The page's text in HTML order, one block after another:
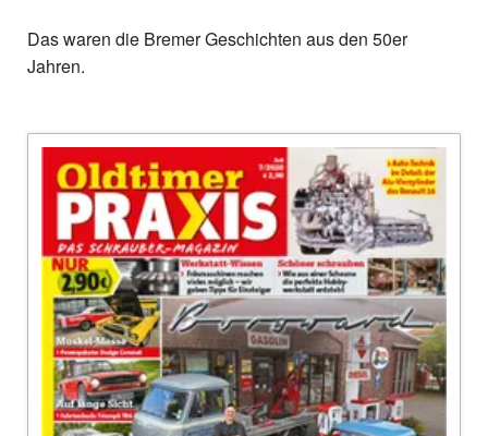
Das waren die Bremer Geschichten aus den 50er
Jahren.